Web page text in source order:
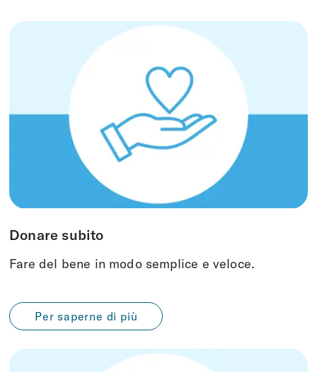
Donare subito
Fare del bene in modo semplice e veloce.
Per saperne di più